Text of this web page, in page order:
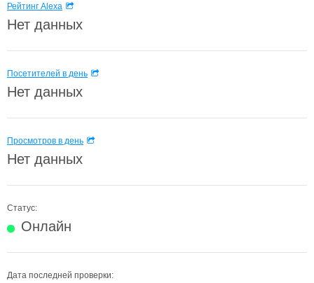
Рейтинг Alexa
Нет данных
Посетителей в день
Нет данных
Просмотров в день
Нет данных
Статус:
Онлайн
Дата последней проверки: